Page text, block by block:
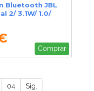
Bluetooth JBL
2/ 3.1W/ 1.0/
Comprar
04 Sig.